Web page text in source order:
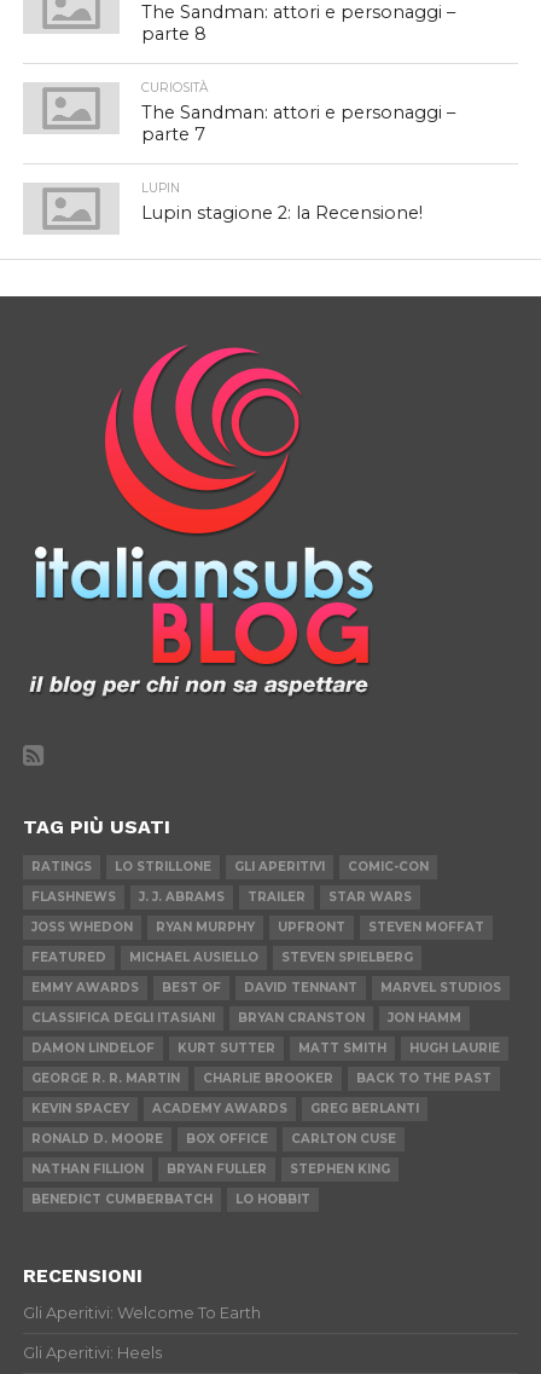
The Sandman: attori e personaggi –
parte 8
CURIOSITÀ
The Sandman: attori e personaggi –
parte 7
LUPIN
Lupin stagione 2: la Recensione!
TAG PIÙ USATI
RATINGS LO STRILLONE GLI APERITIVI
COMIC-CON
FLASHNEWS
J. J. ABRAMS TRAILER
STAR WARS
JOSS WHEDON
RYAN MURPHY UPFRONT
STEVEN MOFFAT
FEATURED
MICHAEL AUSIELLO
STEVEN SPIELBERG
EMMY AWARDS
BEST OF DAVID TENNANT
MARVEL STUDIOS
CLASSIFICA DEGLI ITASIANI
BRYAN CRANSTON
JON HAMM
DAMON LINDELOF
KURT SUTTER MATT SMITH
HUGH LAURIE
GEORGE R. R. MARTIN
CHARLIE BROOKER
BACK TO THE PAST
KEVIN SPACEY
ACADEMY AWARDS
GREG BERLANTI
RONALD D. MOORE
BOX OFFICE
CARLTON CUSE
NATHAN FILLION
BRYAN FULLER
STEPHEN KING
BENEDICT CUMBERBATCH
LO HOBBIT
RECENSIONI
Gli Aperitivi: Welcome To Earth
Gli Aperitivi: Heels